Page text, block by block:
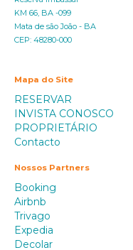
KM 66, BA -099
Mata de são João - BA
CEP: 48280-000
Mapa do Site
RESERVAR
INVISTA CONOSCO
PROPRIETÁRIO
Contacto
Nossos Partners
Booking
Airbnb
Trivago
Expedia
Decolar